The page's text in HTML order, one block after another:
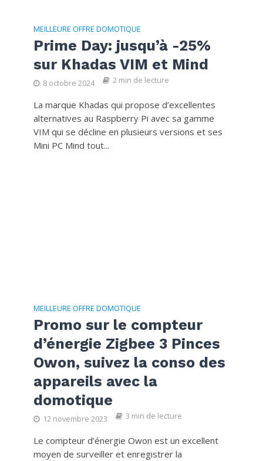
MEILLEURE OFFRE DOMOTIQUE
Prime Day: jusqu’à -25%
sur Khadas VIM et Mind
8 octobre 2024 2 min de lecture
La marque Khadas qui propose d’excellentes
alternatives au Raspberry Pi avec sa gamme
VIM qui se décline en plusieurs versions et ses
Mini PC Mind tout...
MEILLEURE OFFRE DOMOTIQUE
Promo sur le compteur
d’énergie Zigbee 3 Pinces
Owon, suivez la conso des
appareils avec la
domotique
12 novembre 2023 3 min de lecture
Le compteur d’énergie Owon est un excellent
moyen de surveiller et enregistrer la